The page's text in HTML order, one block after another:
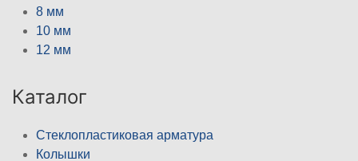
8 мм
10 мм
12 мм
Каталог
Стеклопластиковая арматура
Колышки